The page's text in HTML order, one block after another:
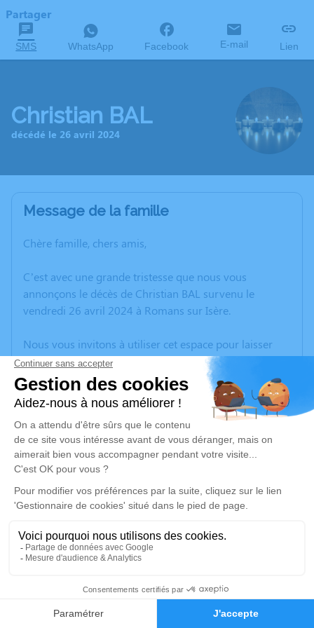
Faire-part Hommages
Partager
SMS WhatsApp Facebook E-mail Lien
Christian BAL
décédé le 26 avril 2024
Message de la famille
Chère famille, chers amis,
C’est avec une grande tristesse que nous vous
annonçons le décès de Christian BAL survenu le
vendredi 26 avril 2024 à Romans sur Isère.
Nous vous invitons à utiliser cet espace pour laisser
vos condoléances, partager des photos souvenirs, une
anecdote ou exprimer vos pensées à travers des
poèmes ou des textes. Cet endroit est un lieu
d'expression dédié à honorer la mémoire de Christian
BAL.
Un service de plantation d’arbre hommage est
disponible ici.
Je rends hommage
Cérémonie
Cimetière LA MOTTE DE GALAURE
26240 La Motte de Galaure